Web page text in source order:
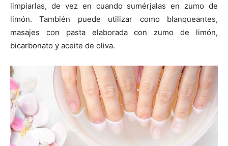
limpiarlas, de vez en cuando sumérjalas en zumo de
limón. También puede utilizar como blanqueantes,
masajes con pasta elaborada con zumo de limón,
bicarbonato y aceite de oliva.